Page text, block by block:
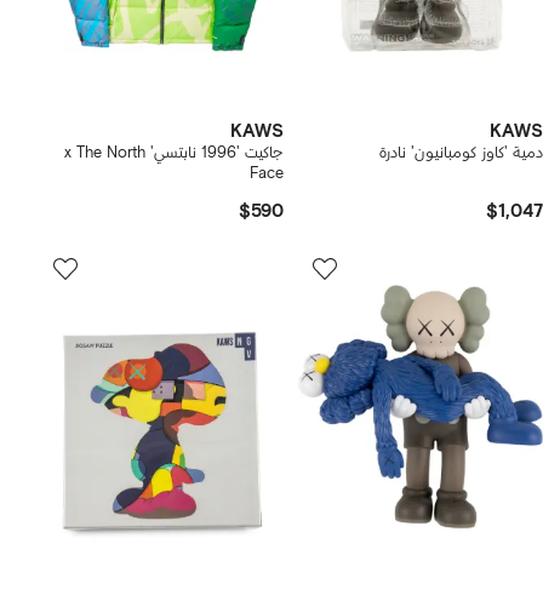
KAWS
دمية 'كاوز كومبانيون' نادرة
$1,047
KAWS
جاكيت '1996 نابتسي' x The North
Face
$590